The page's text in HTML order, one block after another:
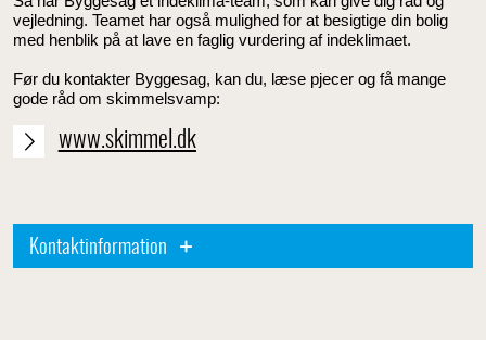
vejledning. Teamet har også mulighed for at besigtige din bolig
med henblik på at lave en faglig vurdering af indeklimaet.
Før du kontakter Byggesag, kan du, læse pjecer og få mange
gode råd om skimmelsvamp:
www.skimmel.dk
Kontaktinformation